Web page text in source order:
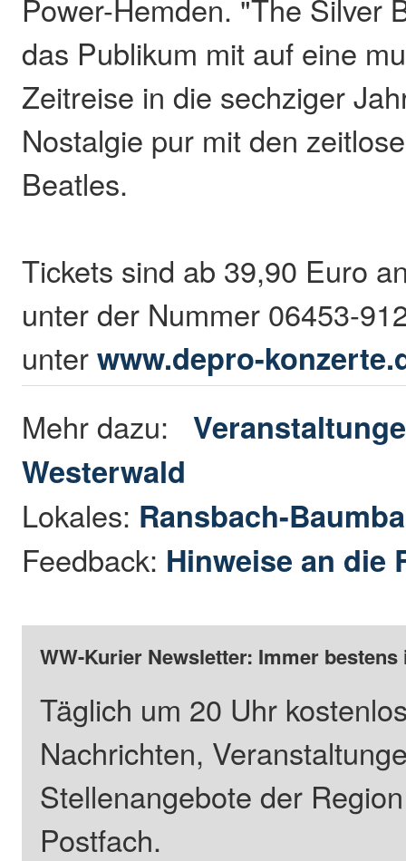
Power-Hemden. "The Silver
das Publikum mit auf eine
Zeitreise in die sechziger
Nostalgie pur mit den
Beatles.
Tickets sind ab 39,90 Euro
unter der Nummer 06453-
unterwww.depro-
Mehr dazu:
Westerwald
Lokales: Ransbach-
Feedback: Hinweise an die
WW-Kurier Newsletter: Immer
Täglich um 20 Uhr
Nachrichten,
Stellenangebote der
Postfach.